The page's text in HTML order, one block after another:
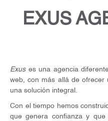
EXUS
Exuses una agencia
web, con más allá de ofrecer
una solución integral.
Con el tiempo hemos
que genera confianza y